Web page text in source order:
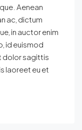
Aenean
ac, dictum
in auctor enim
id euismod
dolor sagittis
laoreet eu et